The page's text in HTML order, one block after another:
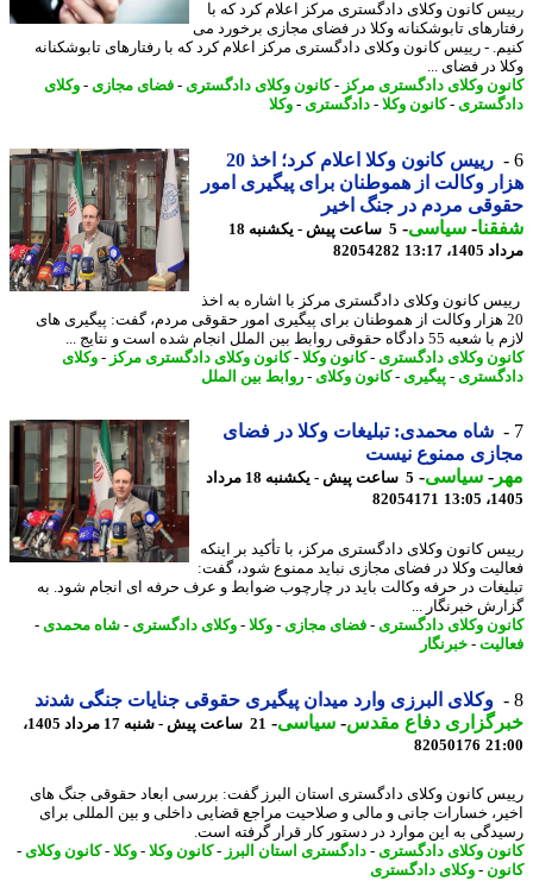
کانون وکلای دادگستری مرکز اعلام کرد که با
تابوشکنانه وکلا در فضای مجازی برخورد می
- رییس کانون وکلای دادگستری مرکز اعلام کرد که با رفتارهای تابوشکنانه
در فضای ...
وکلای دادگستری مرکز- کانون وکلای دادگستری- فضای مجازی- وکلای
- کانون وکلا -دادگستری- وکلا
رییس کانون وکلا اعلام کرد؛ اخذ 20
وکالت از هموطنان برای پیگیری امور
مردم در جنگ اخیر
-سیاسی-
5 ساعت پیش - یکشنبه 18
13:17
82054282
کانون وکلای دادگستری مرکز با اشاره به اخذ
هزار وکالت از هموطنان برای پیگیری امور حقوقی مردم، گفت: پیگیری های
حقوقی روابط بین الملل انجام شده است و نتایج ...
وکلای دادگستری- کانون وکلا -کانون وکلای دادگستری مرکز- وکلای
- پیگیری- کانون وکلای-روابط بین الملل
شاه محمدی: تبلیغات وکلا در فضای
ممنوع نیست
-سیاسی-
5 ساعت پیش - یکشنبه 18 مرداد
82054171
کانون وکلای دادگستری مرکز، با تأکید بر اینکه
وکلا در فضای مجازی نباید ممنوع شود، گفت:
در حرفه وکالت باید در چارچوب ضوابط و عرف حرفه ای انجام شود. به
خبرنگار ...
وکلای دادگستری- فضای مجازی- وکلا-وکلای دادگستری- شاه محمدی-
-خبرنگار
وکلای البرزی وارد میدان پیگیری حقوقی جنایات جنگی شدند
دفاع مقدس-سیاسی-
21 ساعت پیش - شنبه 17 مرداد 1405،
82050176
کانون وکلای دادگستری استان البرز گفت: بررسی ابعاد حقوقی جنگ های
خسارات جانی و مالی و صلاحیت مراجع قضایی داخلی و بین المللی برای
به این موارد در دستور کار قرار گرفته است.
وکلای دادگستری- دادگستری استان البرز -کانون وکلا -وکلا-کانون وکلای-
-وکلای دادگستری